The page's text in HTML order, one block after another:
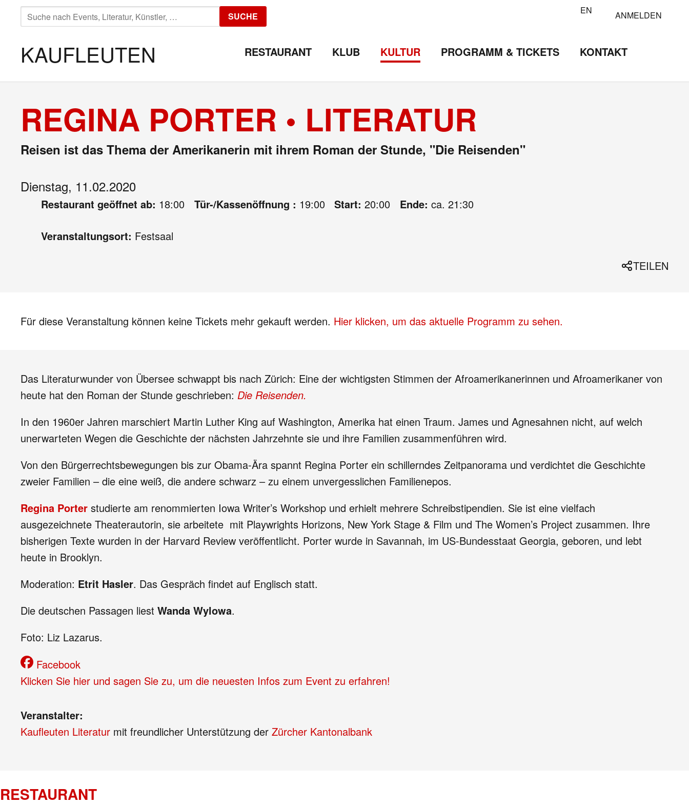
SUCHE
NACH:
SUCHE EN ANMELDEN
KAUFLEUTEN RESTAURANT KLUB KULTUR PROGRAMM & TICKETS KONTAKT
REGINA PORTER • LITERATUR
Reisen ist das Thema der Amerikanerin mit ihrem Roman der Stunde, "Die Reisenden"
Dienstag, 11.02.2020
Restaurant geöffnet ab: 18:00 Tür-/Kassenöffnung : 19:00 Start: 20:00 Ende: ca. 21:30
Veranstaltungsort: Festsaal
TEILEN
Für diese Veranstaltung können keine Tickets mehr gekauft werden. Hier klicken, um das aktuelle Programm zu sehen.
Das Literaturwunder von Übersee schwappt bis nach Zürich: Eine der wichtigsten Stimmen der Afroamerikanerinnen und Afroamerikaner von
heute hat den Roman der Stunde geschrieben: Die Reisenden.
In den 1960er Jahren marschiert Martin Luther King auf Washington, Amerika hat einen Traum. James und Agnesahnen nicht, auf welch
unerwarteten Wegen die Geschichte der nächsten Jahrzehnte sie und ihre Familien zusammenführen wird.
Von den Bürgerrechtsbewegungen bis zur Obama-Ära spannt Regina Porter ein schillerndes Zeitpanorama und verdichtet die Geschichte
zweier Familien – die eine weiß, die andere schwarz – zu einem unvergesslichen Familienepos.
Regina Porter studierte am renommierten Iowa Writer’s Workshop und erhielt mehrere Schreibstipendien. Sie ist eine vielfach
ausgezeichnete Theaterautorin, sie arbeitete mit Playwrights Horizons, New York Stage & Film und The Women’s Project zusammen. Ihre
bisherigen Texte wurden in der Harvard Review veröffentlicht. Porter wurde in Savannah, im US-Bundesstaat Georgia, geboren, und lebt
heute in Brooklyn.
Moderation: Etrit Hasler. Das Gespräch findet auf Englisch statt.
Die deutschen Passagen liest Wanda Wylowa.
Foto: Liz Lazarus.
Facebook
Klicken Sie hier und sagen Sie zu, um die neuesten Infos zum Event zu erfahren!
Veranstalter:
Kaufleuten Literatur mit freundlicher Unterstützung der Zürcher Kantonalbank
RESTAURANT